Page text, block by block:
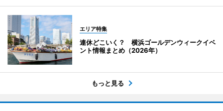
エリア特集
連休どこいく？ 横浜ゴールデンウィークイベ
ント情報まとめ（2026年）
もっと見る